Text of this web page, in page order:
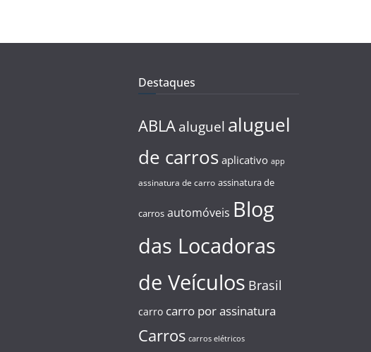
Destaques
ABLA aluguel aluguel
de carros aplicativo app
assinatura de carro assinatura de
carros automóveis Blog
das Locadoras
de Veículos Brasil
carro carro por assinatura
Carros carros elétricos